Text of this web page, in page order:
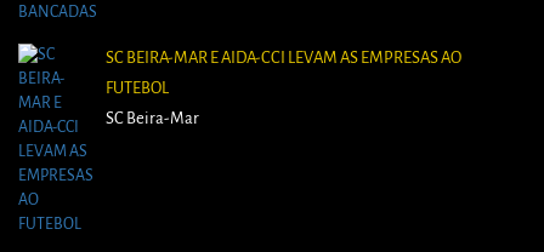
SC BEIRA-MAR E AIDA-CCI LEVAM AS EMPRESAS AO
FUTEBOL
SC Beira-Mar